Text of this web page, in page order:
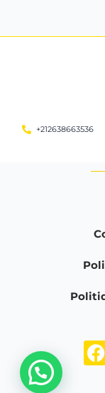
+212638663536
F
a